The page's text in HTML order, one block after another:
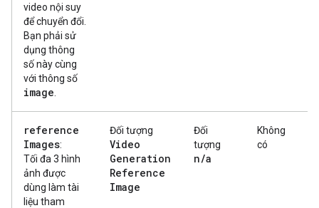
video nội suy
để chuyển đổi.
Bạn phải sử
dụng thông
số này cùng
với thông số
image
reference
Images:
Tối đa 3 hình
ảnh được
dùng làm tài
liệu tham
Đối tượng
Video
Generation
Reference
Image
Đối
tượng
n/a
Không
có